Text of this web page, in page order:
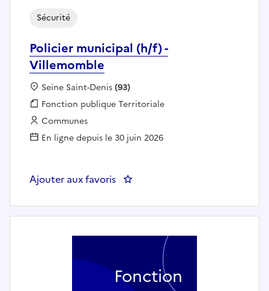
Policier municipal (h/f) -
Villemomble
Sécurité
Localisation :
Seine Saint-Denis(93)
Fonction publique :
Fonction publique Territoriale
Employeur :
Communes
En ligne depuis le 30 juin 2026
Ajouter aux favoris : Policier municipal (h/f) -
Fonction